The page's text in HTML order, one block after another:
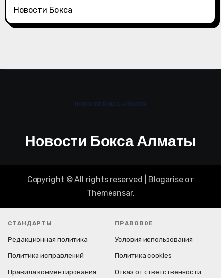
Новости Бокса
Новости Бокса Алматы
Copyright © All rights reserved Blogariseот
Themeansar.
СТАНДАРТЫ
Редакционная политика
Политика исправлений
Правила комментирования
ПРАВОВОЕ
Условия использования
Политика cookies
Отказ от ответственности